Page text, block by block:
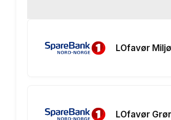
LOfavør
LOfavør